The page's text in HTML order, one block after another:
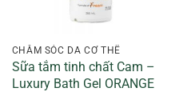
CHĂM SÓC DA CƠ THỂ
Sữa tắm tinh chất Cam –
Luxury Bath Gel ORANGE